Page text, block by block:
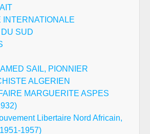
INTERNATIONALE
SUD
SAIL, PIONNIER
ALGERIEN
MARGUERITE ASPES
Libertaire Nord Africain,
1957)